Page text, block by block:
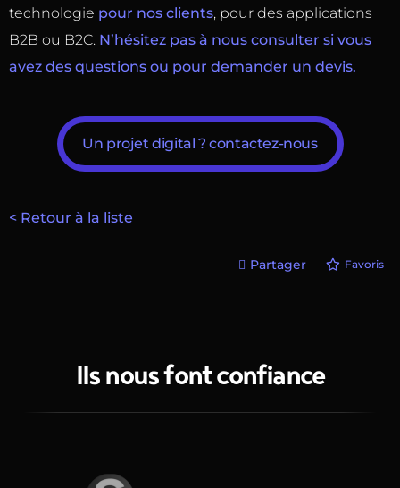
technologie pour nos clients, pour des applications
B2B ou B2C. N’hésitez pas à nous consulter si vous
avez des questions ou pour demander un devis.
Un projet digital ? contactez-nous
< Retour à la liste
Partager Favoris
Ils nous font confiance